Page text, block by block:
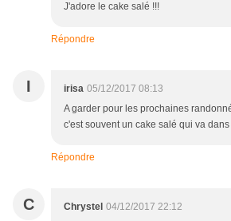
J'adore le cake salé !!!
Répondre
I irisa 05/12/2017 08:13
A garder pour les prochaines
c'est souvent un cake salé qui va
Répondre
C Chrystel 04/12/2017 22:12